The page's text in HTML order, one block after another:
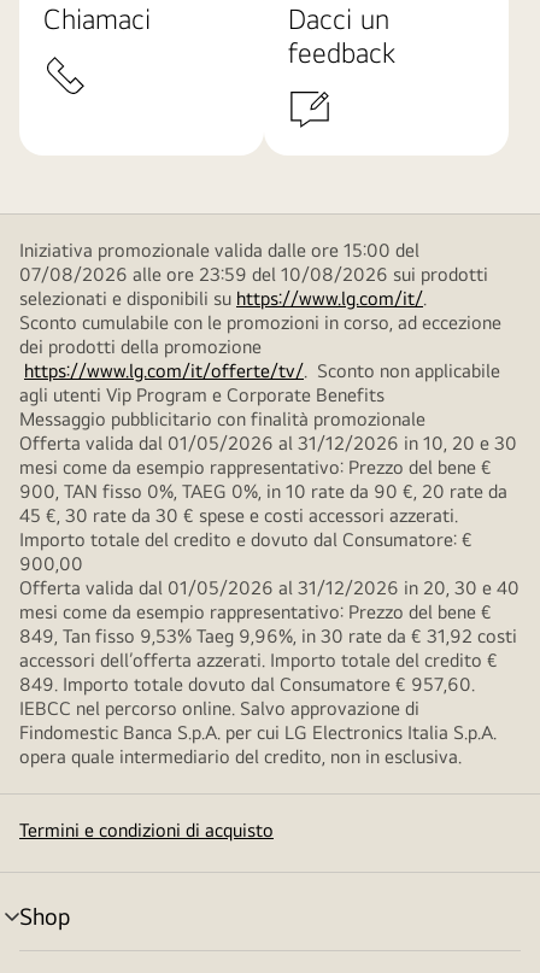
Chiamaci
Dacci un
feedback
Iniziativa promozionale valida dalle ore 15:00 del
07/08/2026 alle ore 23:59 del 10/08/2026 sui prodotti
selezionati e disponibili su https://www.lg.com/it/.
Sconto cumulabile con le promozioni in corso, ad eccezione
dei prodotti della promozione
https://www.lg.com/it/offerte/tv/. Sconto non applicabile
agli utenti Vip Program e Corporate Benefits
Messaggio pubblicitario con finalità promozionale
Offerta valida dal 01/05/2026 al 31/12/2026 in 10, 20 e 30
mesi come da esempio rappresentativo: Prezzo del bene €
900, TAN fisso 0%, TAEG 0%, in 10 rate da 90 €, 20 rate da
45 €, 30 rate da 30 € spese e costi accessori azzerati.
Importo totale del credito e dovuto dal Consumatore: €
900,00
Offerta valida dal 01/05/2026 al 31/12/2026 in 20, 30 e 40
mesi come da esempio rappresentativo: Prezzo del bene €
849, Tan fisso 9,53% Taeg 9,96%, in 30 rate da € 31,92 costi
accessori dell’offerta azzerati. Importo totale del credito €
849. Importo totale dovuto dal Consumatore € 957,60.
IEBCC nel percorso online. Salvo approvazione di
Findomestic Banca S.p.A. per cui LG Electronics Italia S.p.A.
opera quale intermediario del credito, non in esclusiva.
Termini e condizioni di acquisto
Shop
Attivazione
menu